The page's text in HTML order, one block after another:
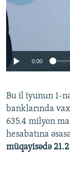
0:00
Bu il iyunun 1-
banklarında
635.4 milyon
hesabatına
müqayisədə